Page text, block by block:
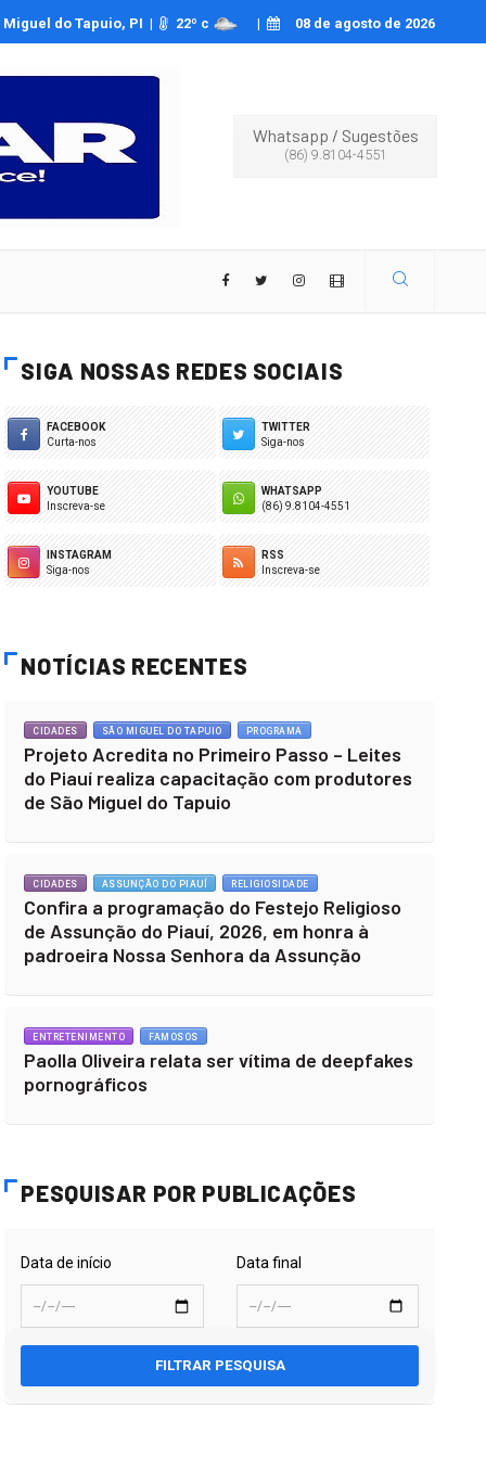
Oliveira relata ser vítima de deepfakes pornográficos
do Tapuio, PI | 22º c | 08 de agosto de 2026
Whatsapp / Sugestões
(86) 9.8104-4551
SIGA NOSSAS REDES SOCIAIS
FACEBOOK
Curta-nos
TWITTER
Siga-nos
YOUTUBE
Inscreva-se
WHATSAPP
(86) 9.8104-4551
INSTAGRAM
Siga-nos
RSS
Inscreva-se
NOTÍCIAS RECENTES
CIDADES SÃO MIGUEL DO TAPUIO PROGRAMA
Projeto Acredita no Primeiro Passo – Leites
do Piauí realiza capacitação com produtores
de São Miguel do Tapuio
CIDADES ASSUNÇÃO DO PIAUÍ RELIGIOSIDADE
Confira a programação do Festejo Religioso
de Assunção do Piauí, 2026, em honra à
padroeira Nossa Senhora da Assunção
ENTRETENIMENTO FAMOSOS
Paolla Oliveira relata ser vítima de deepfakes
pornográficos
PESQUISAR POR PUBLICAÇÕES
Data de início Data final
FILTRAR PESQUISA